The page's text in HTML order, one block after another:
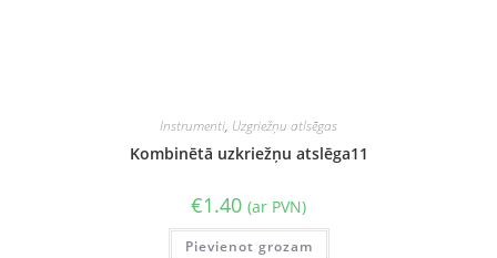
Instrumenti, Uzgriežņu atlsēgas
Kombinētā uzkriežņu atslēga11
€1.40 (ar PVN)
Pievienot grozam